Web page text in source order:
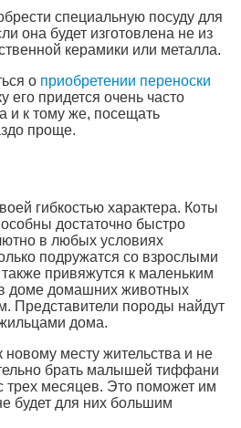
специальную посуду для
она будет изготовлена не из
керамики или металла.
о приобретении переноски
его придется очень часто
и к тому же, посещать
проще.
гибкостью характера. Коты
достаточно быстро
в любых условиях
подружатся со взрослыми
привяжутся к маленьким
доме домашних животных
Представители породы найдут
дома.
новому месту жительства и не
брать малышей тиффани
трех месяцев. Это поможет им
будет для них большим